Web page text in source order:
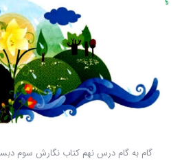
گام به گام درس نهم کتاب نگارش سوم